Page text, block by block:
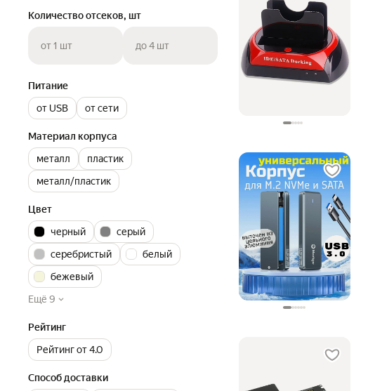
Количество отсеков, шт
от 1 шт до 4 шт
Питание
от USB
от сети
Материал корпуса
металл
пластик
металл/пластик
Цвет
черный
серый
серебристый
белый
бежевый
Ещё 9
Рейтинг
Рейтинг от 4.0
Способ доставки